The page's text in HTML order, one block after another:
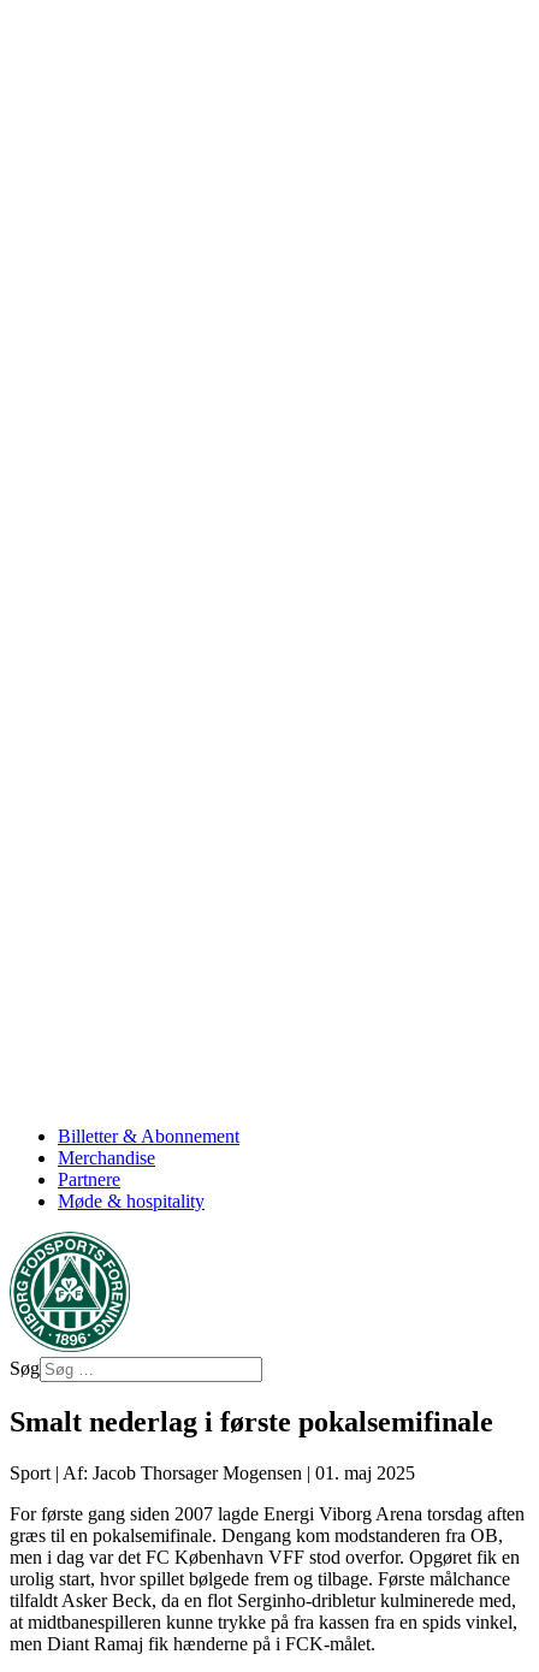
Billetter & Abonnement
Merchandise
Partnere
Møde & hospitality
Søg
Smalt nederlag i første pokalsemifinale
Sport | Af: Jacob Thorsager Mogensen | 01. maj 2025
For første gang siden 2007 lagde Energi Viborg Arena torsdag aften
græs til en pokalsemifinale. Dengang kom modstanderen fra OB,
men i dag var det FC København VFF stod overfor. Opgøret fik en
urolig start, hvor spillet bølgede frem og tilbage. Første målchance
tilfaldt Asker Beck, da en flot Serginho-dribletur kulminerede med,
at midtbanespilleren kunne trykke på fra kassen fra en spids vinkel,
men Diant Ramaj fik hænderne på i FCK-målet.